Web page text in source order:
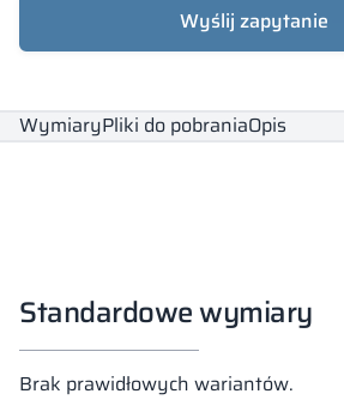
Wyślij zapytanie
WymiaryPliki do pobraniaOpis
Standardowe wymiary
Brak prawidłowych wariantów.